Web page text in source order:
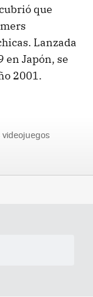
que
Lanzada
en Japón, se
2001.
videojuegos